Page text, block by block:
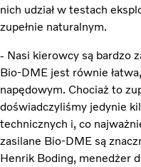
nich udział w testach
zupełnie naturalnym.
- Nasi kierowcy są bardzo
Bio-DME jest równie
napędowym. Chociaż to
doświadczyliśmy jedynie
technicznych i, co
zasilane Bio-DME są
Henrik Boding, menedżer